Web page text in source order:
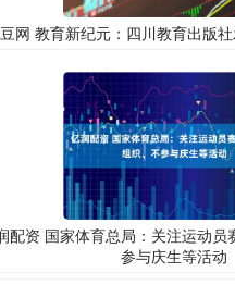
网 教育新纪元：四川教育出版社
配资 国家体育总局：关注运动员
参与庆生等活动